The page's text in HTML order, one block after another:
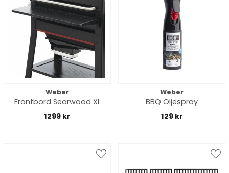
Weber
Frontbord Searwood XL
1299 kr
Weber
BBQ Oljespray
129 kr